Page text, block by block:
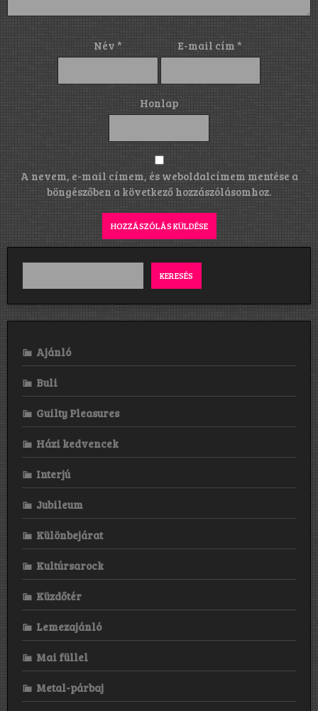
Név * E-mail cím*
Honlap
A nevem, e-mail címem, és weboldalcímem mentése a
böngészőben a következő hozzászólásomhoz.
KERESÉS
Ajánló
Buli
Guilty Pleasures
Házi kedvencek
Interjú
Jubileum
Különbejárat
Kultúrsarock
Küzdőtér
Lemezajánló
Mai füllel
Metal-párbaj